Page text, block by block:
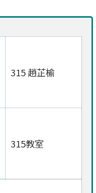
315 趙芷榆
315教室